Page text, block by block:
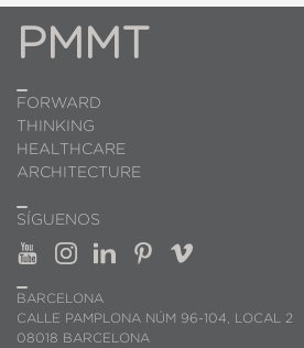
PMMT
FORWARD
THINKING
HEALTHCARE
ARCHITECTURE
SÍGUENOS
BARCELONA
CALLE PAMPLONA NÚM 96-104, LOCAL 2
08018 BARCELONA